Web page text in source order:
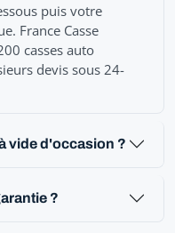
puis votre
France Casse
casses auto
devis sous 24-
vide d'occasion ?
?